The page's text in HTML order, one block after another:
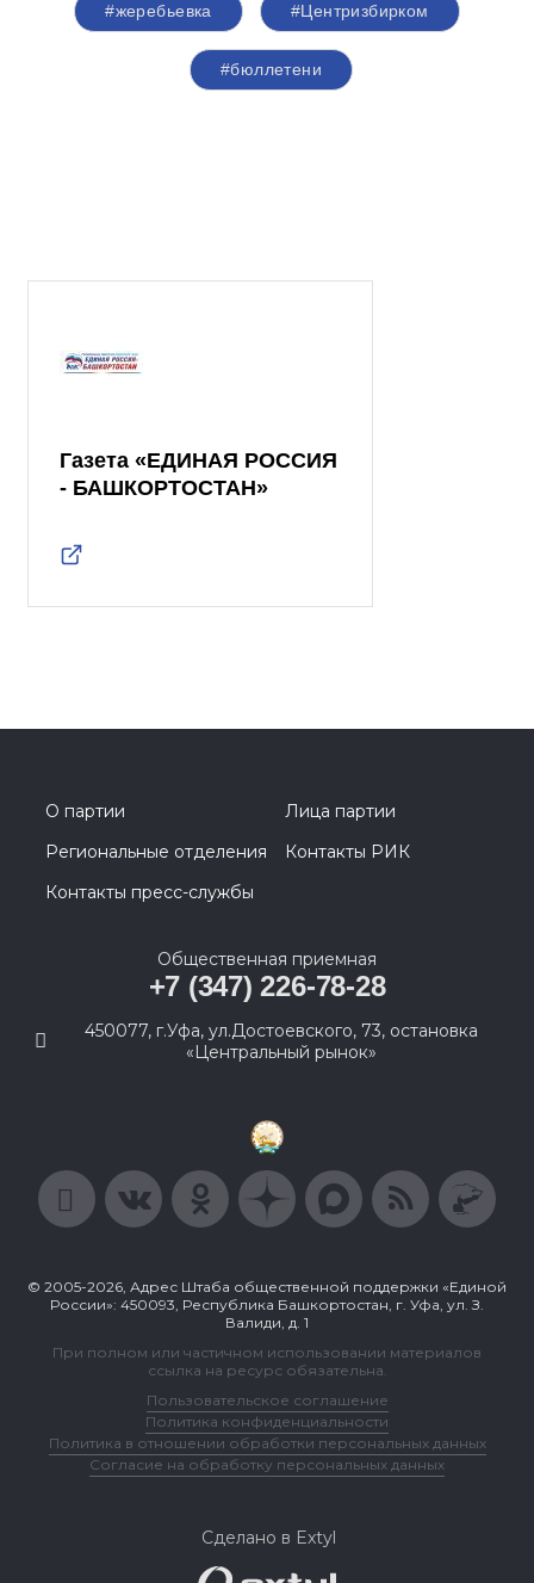
#жеребьевка #Центризбирком
#бюллетени
Газета «ЕДИНАЯ РОССИЯ
- БАШКОРТОСТАН»
О партии
Лица партии
Региональные отделения
Контакты РИК
Контакты пресс-службы
Общественная приемная
+7 (347) 226-78-28
450077, г.Уфа, ул.Достоевского, 73, остановка
«Центральный рынок»
© 2005-2026, Адрес Штаба общественной поддержки «Единой
России»: 450093, Республика Башкортостан, г. Уфа, ул. З.
Валиди, д. 1
При полном или частичном использовании материалов
ссылка на ресурс обязательна.
Пользовательское соглашение
Политика конфиденциальности
Политика в отношении обработки персональных данных
Согласие на обработку персональных данных
Сделано в Extyl